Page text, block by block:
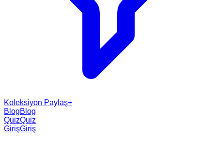
Koleksiyon Paylaş+
BlogBlog
QuizQuiz
GirişGiriş